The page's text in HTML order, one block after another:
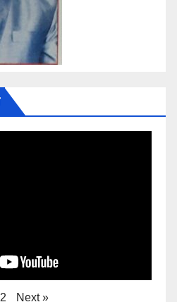
2 Next »